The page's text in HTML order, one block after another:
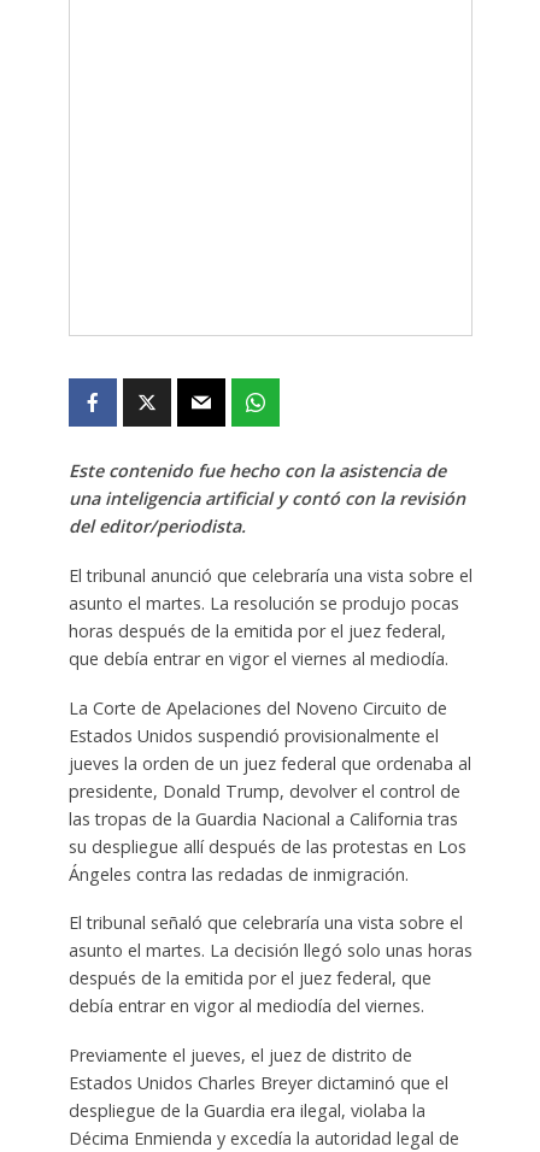
Este contenido fue hecho con la asistencia de
una inteligencia artificial y contó con la revisión
del editor/periodista.
El tribunal anunció que celebraría una vista sobre el
asunto el martes. La resolución se produjo pocas
horas después de la emitida por el juez federal,
que debía entrar en vigor el viernes al mediodía.
La Corte de Apelaciones del Noveno Circuito de
Estados Unidos suspendió provisionalmente el
jueves la orden de un juez federal que ordenaba al
presidente, Donald Trump, devolver el control de
las tropas de la Guardia Nacional a California tras
su despliegue allí después de las protestas en Los
Ángeles contra las redadas de inmigración.
El tribunal señaló que celebraría una vista sobre el
asunto el martes. La decisión llegó solo unas horas
después de la emitida por el juez federal, que
debía entrar en vigor al mediodía del viernes.
Previamente el jueves, el juez de distrito de
Estados Unidos Charles Breyer dictaminó que el
despliegue de la Guardia era ilegal, violaba la
Décima Enmienda y excedía la autoridad legal de